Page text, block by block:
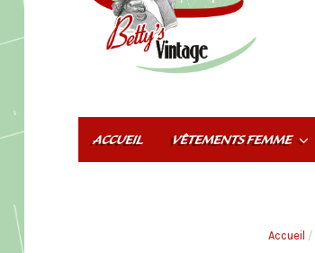
ACCUEIL VÊTEMENTS FEMME
Accueil /